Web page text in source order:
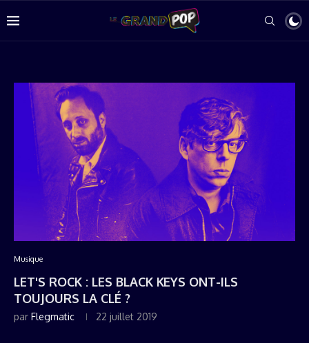
Musique
LET'S ROCK : LES BLACK KEYS ONT-ILS
TOUJOURS LA CLÉ ?
par Flegmatic 22 juillet 2019